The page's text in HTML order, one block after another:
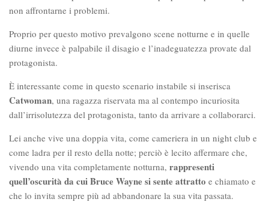
non affrontarne i problemi.
Proprio per questo motivo prevalgono scene notturne e in quelle
diurne invece è palpabile il disagio e l’inadeguatezza provate dal
protagonista.
È interessante come in questo scenario instabile si inserisca
Catwoman, una ragazza riservata ma al contempo incuriosita
dall’irrisolutezza del protagonista, tanto da arrivare a collaborarci.
Lei anche vive una doppia vita, come cameriera in un night club e
come ladra per il resto della notte; perciò è lecito affermare che,
vivendo una vita completamente notturna, rappresenti
quell’oscurità da cui Bruce Wayne si sente attratto e chiamato e
che lo invita sempre più ad abbandonare la sua vita passata.